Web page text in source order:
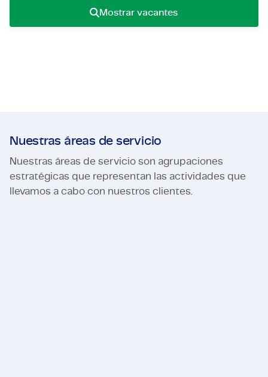
Certificaciones y Cumplimiento
Mostrar vacantes
Nuestras áreas de servicio
Nuestras áreas de servicio son agrupaciones
estratégicas que representan las actividades que
llevamos a cabo con nuestros clientes.